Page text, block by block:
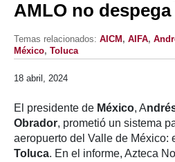
AMLO no despega
Temas relacionados: AICM , AIFA,
México, Toluca
18 abril, 2024
El presidente de México, A
Obrador, prometió un sistema
aeropuerto del Valle de México:
Toluca. En el informe, Azteca